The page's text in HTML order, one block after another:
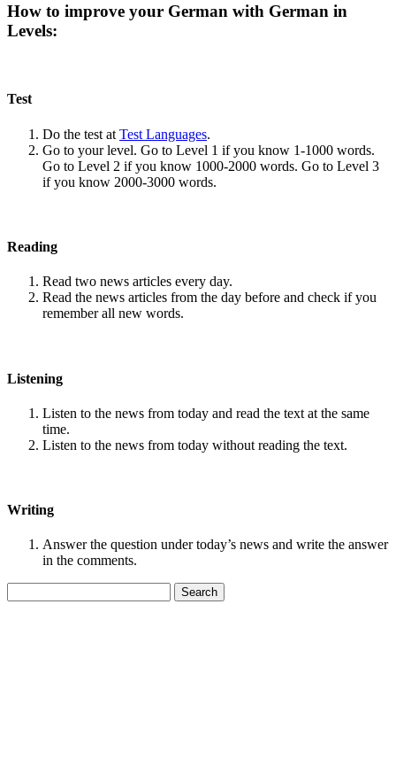
How to improve your German with German in
Levels:
Test
Do the test at Test Languages.
Go to your level. Go to Level 1 if you know 1-1000 words.
Go to Level 2 if you know 1000-2000 words. Go to Level 3
if you know 2000-3000 words.
Reading
Read two news articles every day.
Read the news articles from the day before and check if you
remember all new words.
Listening
Listen to the news from today and read the text at the same
time.
Listen to the news from today without reading the text.
Writing
Answer the question under today’s news and write the answer
in the comments.
for: